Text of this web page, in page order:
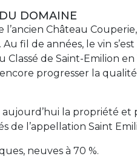
DOMAINE
l’ancien Château
Au fil de années, le vin
Classé de Saint-Emilion
progresser la
aujourd’hui la propriété et
de l’appellation Saint
neuves à 70 %.